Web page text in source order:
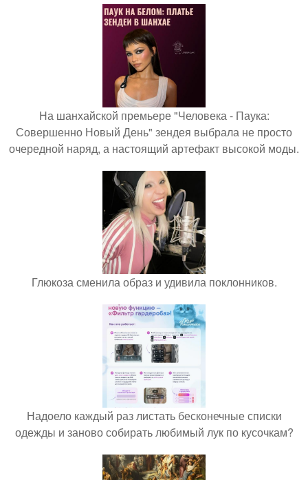
На шанхайской премьере "Человека - Паука:
Совершенно Новый День" зендея выбрала не просто
очередной наряд, а настоящий артефакт высокой моды.
Глюкоза сменила образ и удивила поклонников.
Надоело каждый раз листать бесконечные списки
одежды и заново собирать любимый лук по кусочкам?